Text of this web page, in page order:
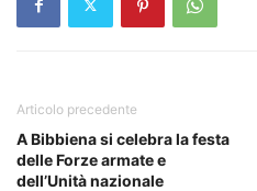
Articolo precedente
A Bibbiena si celebra la festa
delle Forze armate e
dell’Unità nazionale